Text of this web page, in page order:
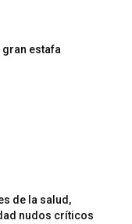
estafa
de la salud,
nudos críticos